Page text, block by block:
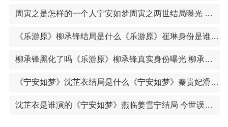
周寅之是怎样的一个人宁安如梦周寅之两世结局曝光 周寅之扮演者王子腾个人资料
《乐游原》柳承锋结局是什么《乐游原》崔琳身份是谁的孩子 崔琳扮演者景甜个人资料
柳承锋黑化了吗《乐游原》柳承锋真实身份曝光 柳承锋有没有官配
《宁安如梦》沈芷衣结局是什么《宁安如梦》秦贵妃滑胎真相曝光 被皇太后设下圈套流产
沈芷衣是谁演的《宁安如梦》燕临姜雪宁结局 今世误会重重两人注定错过